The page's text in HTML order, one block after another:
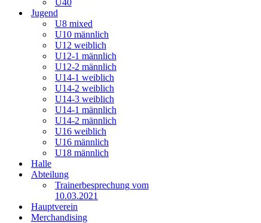
Ü40
Jugend
U8 mixed
U10 männlich
U12 weiblich
U12-1 männlich
U12-2 männlich
U14-1 weiblich
U14-2 weiblich
U14-3 weiblich
U14-1 männlich
U14-2 männlich
U16 weiblich
U16 männlich
U18 männlich
Halle
Abteilung
Trainerbesprechung vom
10.03.2021
Hauptverein
Merchandising